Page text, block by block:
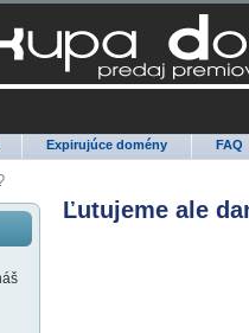
Expirujúce domény FAQ
Ľutujeme ale